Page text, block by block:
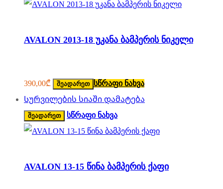
AVALON 2013-18 უკანა ბამპერის ნიკელი
390,00₾ შეადარეთ სწრაფი ნახვა
Სურვილების სიაში დამატება
შეადარეთ სწრაფი ნახვა
AVALON 13-15 წინა ბამპერის ქაფი